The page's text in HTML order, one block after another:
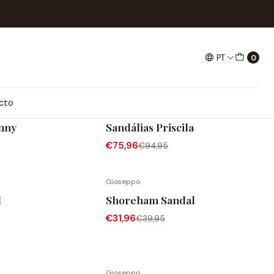
PT 0
-20% DESCONTO
Sandálias Priscila
€75,96€94,95
Gioseppo
Shoreham Sandal
€31,96€39,95